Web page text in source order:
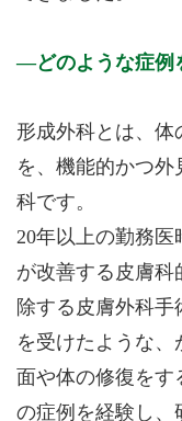
どのような症例
形成外科とは、
を、機能的かつ
科です。
20年以上の勤務
が改善する皮膚科
除する皮膚外科
を受けたような
面や体の修復をす
の症例を経験し、